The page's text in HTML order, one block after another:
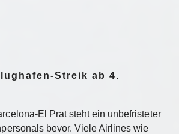
Streik ab 4.
El Prat steht ein unbefristeter
bevor. Viele Airlines wie